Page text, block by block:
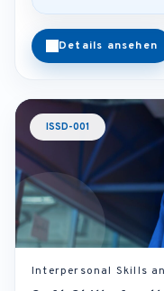
Details ansehen
ISSD-001
Interpersonal Skills